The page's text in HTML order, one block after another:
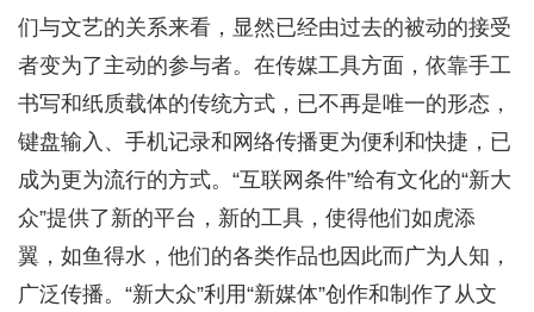
们与文艺的关系来看，显然已经由过去的被动的接受
者变为了主动的参与者。在传媒工具方面，依靠手工
书写和纸质载体的传统方式，已不再是唯一的形态，
键盘输入、手机记录和网络传播更为便利和快捷，已
成为更为流行的方式。“互联网条件”给有文化的“新大
众”提供了新的平台，新的工具，使得他们如虎添
翼，如鱼得水，他们的各类作品也因此而广为人知，
广泛传播。“新大众”利用“新媒体”创作和制作了从文